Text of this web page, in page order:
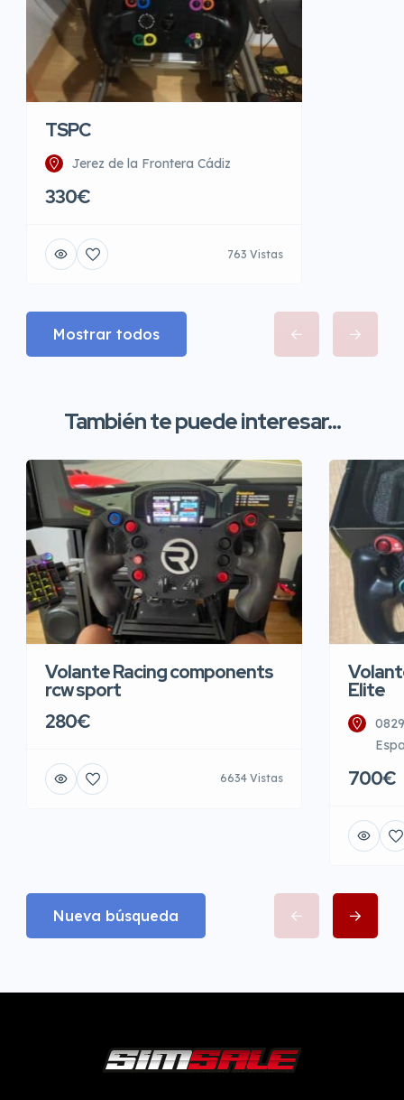
TSPC
Jerez de la Frontera Cádiz
330€
763 Vistas
Mostrar todos
También te puede interesar...
Volante Racing components
rcw sport
280€
6634 Vistas
Elite
700€
Nueva búsqueda